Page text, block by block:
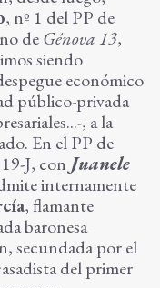
, nº 1 del PP de
deGénova 13,
siendo
económico
público-privada
, a la
En el PP de
J, con Juanele
internamente
, flamante
baronesa
secundada por el
del primer